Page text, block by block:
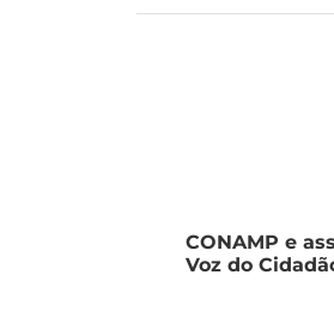
CONAMP e
Voz do